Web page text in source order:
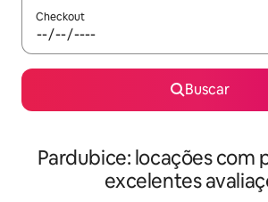
Checkout
Buscar
Pardubice: locações com
excelentes